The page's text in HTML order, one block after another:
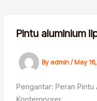
contentPintu aluminium
Byadmin/May
Pengantar: Peran